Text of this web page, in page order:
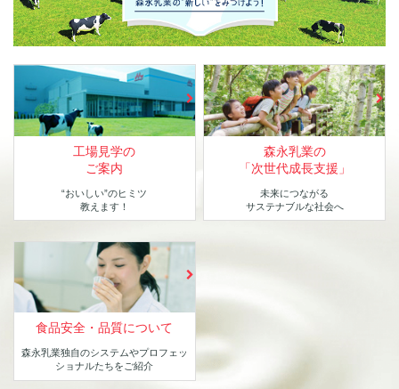
工場見学の
ご案内
“おいしい”のヒミツ
教えます！
森永乳業の
「次世代成長支援」
未来につながる
サステナブルな社会へ
食品安全・品質について
森永乳業独自のシステムやプロフェッ
ショナルたちをご紹介